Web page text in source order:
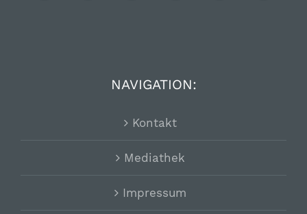
NAVIGATION:
Kontakt
Mediathek
Impressum